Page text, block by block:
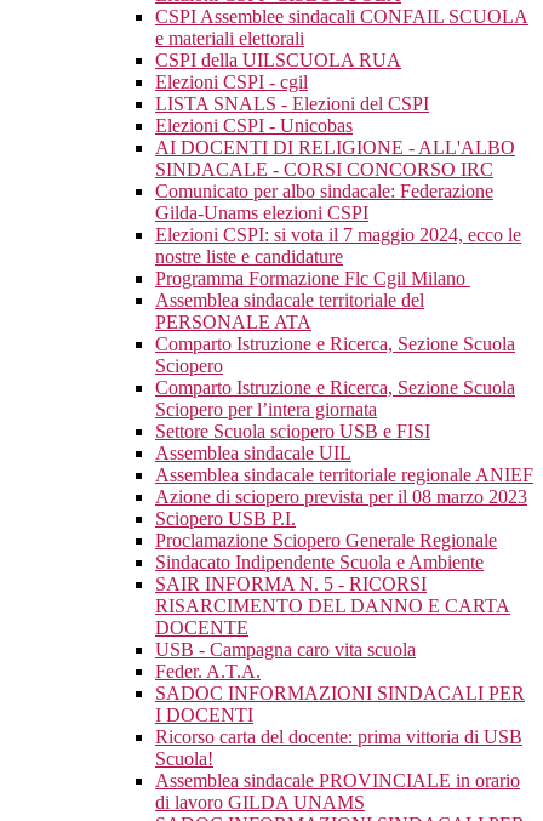
CSPI Assemblee sindacali CONFAIL SCUOLA
e materiali elettorali
CSPI della UILSCUOLA RUA
Elezioni CSPI - cgil
LISTA SNALS - Elezioni del CSPI
Elezioni CSPI - Unicobas
AI DOCENTI DI RELIGIONE - ALL'ALBO
SINDACALE - CORSI CONCORSO IRC
Comunicato per albo sindacale: Federazione
Gilda-Unams elezioni CSPI
Elezioni CSPI: si vota il 7 maggio 2024, ecco le
nostre liste e candidature
Programma Formazione Flc Cgil Milano
Assemblea sindacale territoriale del
PERSONALE ATA
Comparto Istruzione e Ricerca, Sezione Scuola
Sciopero
Comparto Istruzione e Ricerca, Sezione Scuola
Sciopero per l’intera giornata
Settore Scuola sciopero USB e FISI
Assemblea sindacale UIL
Assemblea sindacale territoriale regionale ANIEF
Azione di sciopero prevista per il 08 marzo 2023
Sciopero USB P.I.
Proclamazione Sciopero Generale Regionale
Sindacato Indipendente Scuola e Ambiente
SAIR INFORMA N. 5 - RICORSI
RISARCIMENTO DEL DANNO E CARTA
DOCENTE
USB - Campagna caro vita scuola
Feder. A.T.A.
SADOC INFORMAZIONI SINDACALI PER
I DOCENTI
Ricorso carta del docente: prima vittoria di USB
Scuola!
Assemblea sindacale PROVINCIALE in orario
di lavoro GILDA UNAMS